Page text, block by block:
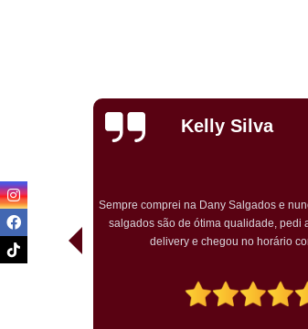
os
o
Priscila
Carvalho
Pedimos para um chá de bebê o kit
bem embalado. Salgados chegaram
temático muito bem decorado.